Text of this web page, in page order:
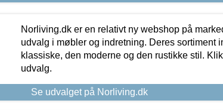
Norliving.dk er en relativt ny webshop på
udvalg i møbler og indretning. Deres sortiment
klassiske, den moderne og den rustikke stil.
udvalg.
Se udvalget på Norliving.dk